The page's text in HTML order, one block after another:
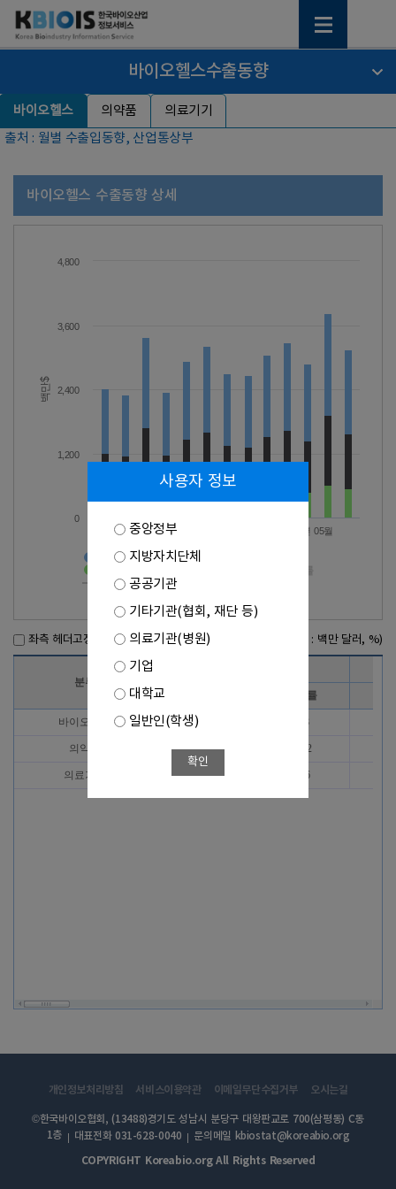
바이오헬스수출동향
바이오헬스 의약품
의료기기
출처 : 월별 수출입동향, 산업통상부
바이오헬스 수출동향 상세
백만$
바이오헬스>수출액
의약품>증감률
2025년 09월 2026년 05월
0
1,200
2,400
3,600
4,800
좌측 헤더고정 (단위 : 백만 달러, %)
분류
증감률
바이오헬스 1,207 -1.8
의약품 696 -10.2
의료기기 511 14.6
사용자 정보
중앙정부
지방자치단체
공공기관
기타기관(협회, 재단 등)
의료기관(병원)
기업
대학교
일반인(학생)
확인
개인정보처리방침 서비스이용약관 이메일무단수집거부 오시는길
©한국바이오협회, (13488)경기도 성남시 분당구 대왕판교로 700(삼평동) C동
1층
대표전화 031-628-0040
문의메일 kbiostat@koreabio.org
COPYRIGHT Koreabio.org All Rights Reserved